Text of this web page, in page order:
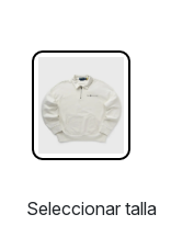
Seleccionar talla